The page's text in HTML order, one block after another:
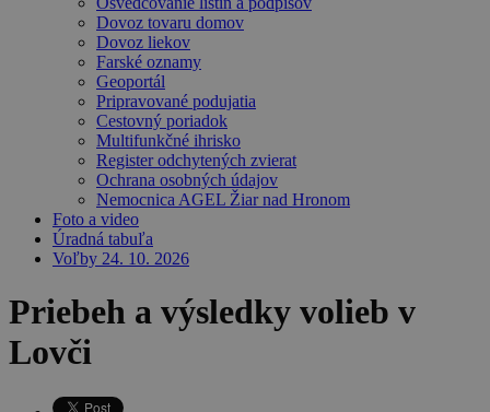
Dovoz tovaru domov
Dovoz liekov
Farské oznamy
Geoportál
Pripravované podujatia
Cestovný poriadok
Multifunkčné ihrisko
Register odchytených zvierat
Ochrana osobných údajov
Nemocnica AGEL Žiar nad Hronom
Foto a video
Úradná tabuľa
Voľby 24. 10. 2026
Priebeh a výsledky volieb v
Lovči